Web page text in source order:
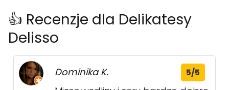
👍 Recenzje dla Delikatesy
Delisso
Dominika K. 5/5